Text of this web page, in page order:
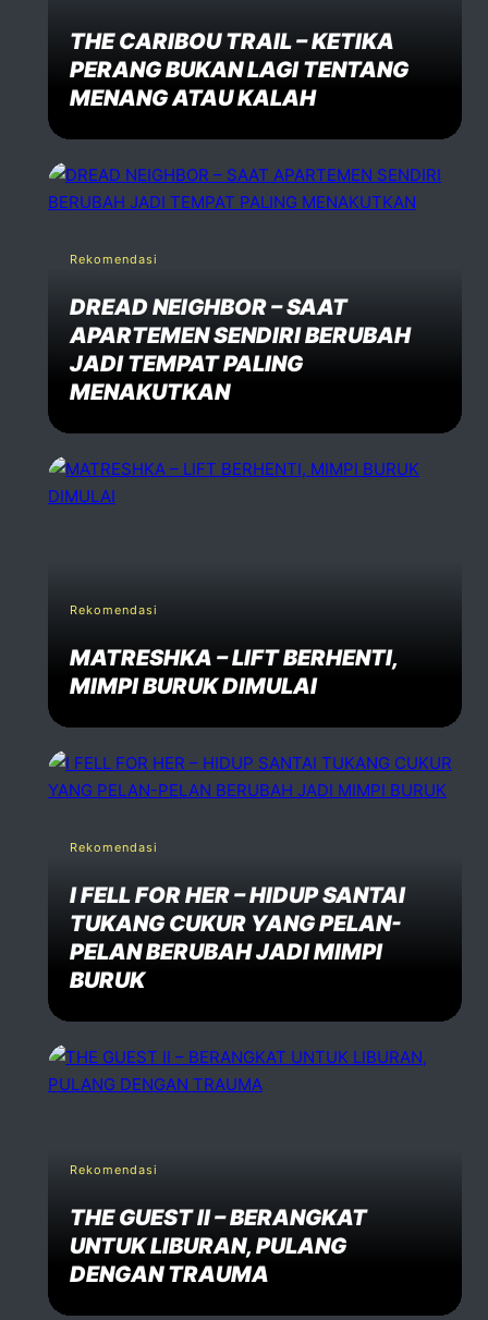
THE CARIBOU TRAIL – KETIKA
PERANG BUKAN LAGI TENTANG
MENANG ATAU KALAH
Rekomendasi
DREAD NEIGHBOR – SAAT
APARTEMEN SENDIRI BERUBAH
JADI TEMPAT PALING
MENAKUTKAN
Rekomendasi
MATRESHKA – LIFT BERHENTI,
MIMPI BURUK DIMULAI
Rekomendasi
I FELL FOR HER – HIDUP SANTAI
TUKANG CUKUR YANG PELAN-
PELAN BERUBAH JADI MIMPI
BURUK
Rekomendasi
THE GUEST II – BERANGKAT
UNTUK LIBURAN, PULANG
DENGAN TRAUMA